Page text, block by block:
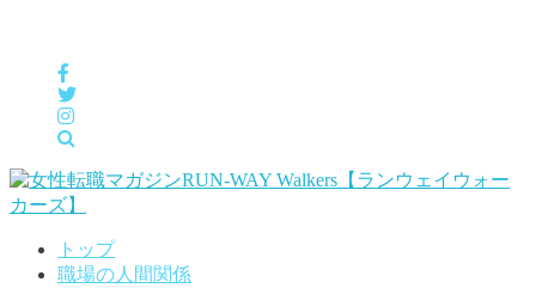
トップ
職場の人間関係